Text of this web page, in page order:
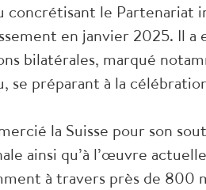
concrétisant le Partenariat
en janvier 2025. Il
bilatérales, marqué
se préparant à la
la Suisse pour son
ainsi qu’à l’œuvre
à travers près de 800